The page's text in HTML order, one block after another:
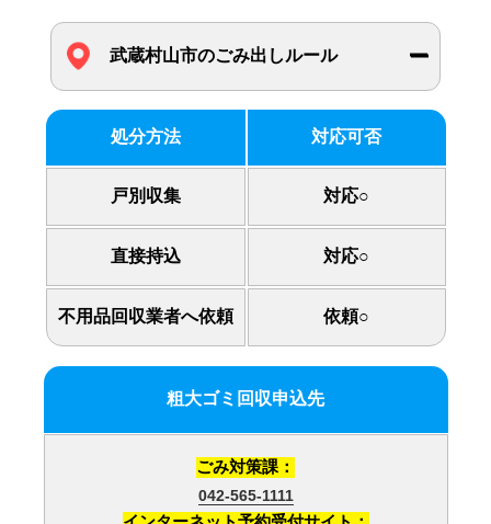
武蔵村山市のごみ出しルール
処分方法 対応可否
戸別収集 対応○
直接持込 対応○
不用品回収業者へ依頼 依頼○
粗大ゴミ回収申込先
ごみ対策課：
042-565-1111